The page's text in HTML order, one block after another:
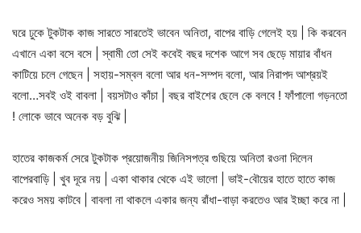
ঘরে ঢুকে টুকটাক কাজ সারতে সারতেই ভাবেন অনিতা, বাপের বাড়ি গেলেই হয় | কি করবেন
এখানে একা বসে বসে | স্বামী তো সেই কবেই বছর দশেক আগে সব ছেড়ে মায়ার বাঁধন
কাটিয়ে চলে গেছেন | সহায়-সম্বল বলো আর ধন-সম্পদ বলো, আর নিরাপদ আশ্রয়ই
বলো…সবই ওই বাবলা | বয়সটাও কাঁচা | বছর বাইশের ছেলে কে বলবে ! ফাঁপালো গড়নতো
! লোকে ভাবে অনেক বড় বুঝি |
হাতের কাজকর্ম সেরে টুকটাক প্রয়োজনীয় জিনিসপত্র গুছিয়ে অনিতা রওনা দিলেন
বাপেরবাড়ি | খুব দূরে নয় | একা থাকার থেকে এই ভালো | ভাই-বৌয়ের হাতে হাতে কাজ
করেও সময় কাটবে | বাবলা না থাকলে একার জন্য রাঁধা-বাড়া করতেও আর ইচ্ছা করে না |